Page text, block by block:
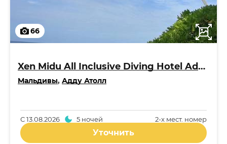
66
Xen Midu All Inclusive Diving Hotel Addu Maldives 3*
Мальдивы, Адду Атолл
2-x мест. номер
С13.08.2026 5 ночей
Уточнить